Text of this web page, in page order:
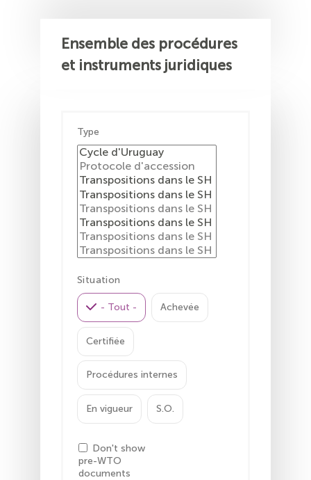
Ensemble des procédures
et instruments juridiques
Type
Situation
- Tout - Achevée
Certifiée
Procédures internes
En vigueur S.O.
Don't show
pre-WTO
documents